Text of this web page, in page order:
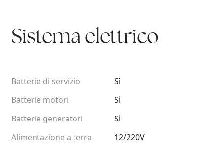
Sistema elettrico
Batterie di servizio
Batterie motori
Batterie generatori
Alimentazione a terra
Sì
Sì
Sì
12/220V